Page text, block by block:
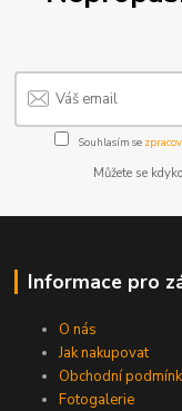
Souhlasím se
Můžete se
Informace pro
O nás
Jak nakupovat
Obchodní
Fotogalerie